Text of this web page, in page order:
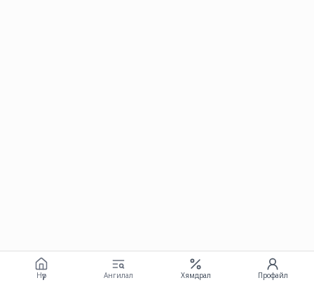
Нүүр Ангилал Хямдрал Профайл